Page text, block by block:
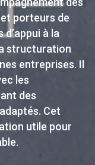
porteurs de
à la
structuration
entreprises. Il
les
des
Cet
utile pour